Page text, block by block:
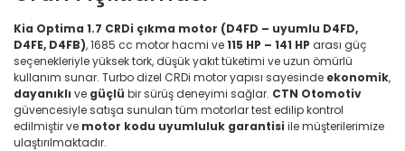
Kia Optima 1.7 CRDi çıkma motor (D4FD – uyumlu D4FD,
D4FE, D4FB), 1685 cc motor hacmi ve115 HP – 141 HP arası güç
seçenekleriyle yüksek tork, düşük yakıt tüketimi ve uzun ömürlü
kullanım sunar. Turbo dizel CRDi motor yapısı sayesinde ekonomik,
dayanıklı ve güçlü bir sürüş deneyimi sağlar. CTN Otomotiv
güvencesiyle satışa sunulan tüm motorlar test edilip kontrol
edilmiştir ve motor kodu uyumluluk garantisi ile müşterilerimize
ulaştırılmaktadır.